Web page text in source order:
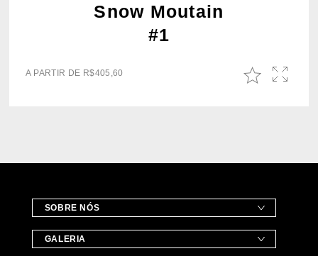
Snow Moutain
#1
A PARTIR DE R$405,60
SOBRE NÓS
GALERIA